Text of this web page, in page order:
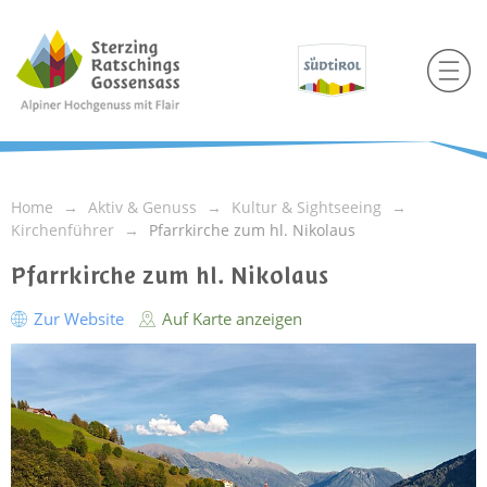
Home Aktiv & Genuss
Kultur & Sightseeing
Kirchenführer
Pfarrkirche zum hl. Nikolaus
Pfarrkirche zum hl. Nikolaus
Zur Website Auf Karte anzeigen